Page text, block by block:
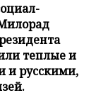
теплые и
и русскими,